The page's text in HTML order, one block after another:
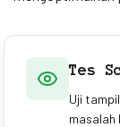
Tes
Uji
masalah